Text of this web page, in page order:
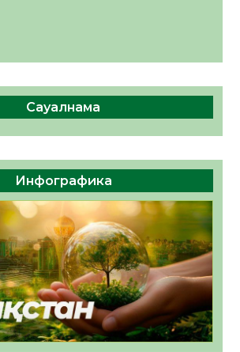
Сауалнама
Инфографика